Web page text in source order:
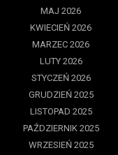
MAJ 2026
KWIECIEŃ 2026
MARZEC 2026
LUTY 2026
STYCZEŃ 2026
GRUDZIEŃ 2025
LISTOPAD 2025
PAŹDZIERNIK 2025
WRZESIEŃ 2025